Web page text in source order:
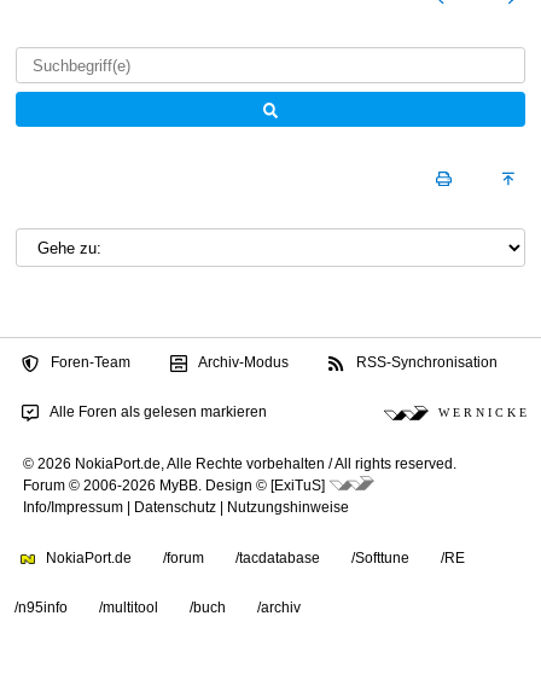
Foren-Team Archiv-Modus RSS-Synchronisation
Alle Foren als gelesen markieren W E R N I C K E
© 2026 NokiaPort.de, Alle Rechte vorbehalten /All rights reserved.
Forum © 2006-2026 MyBB
Design © [ExiTuS]
Info/Impressum
Datenschutz Nutzungshinweise
NokiaPort.de /forum /tacdatabase /Softtune /RE
/n95info /multitool /buch /archiv